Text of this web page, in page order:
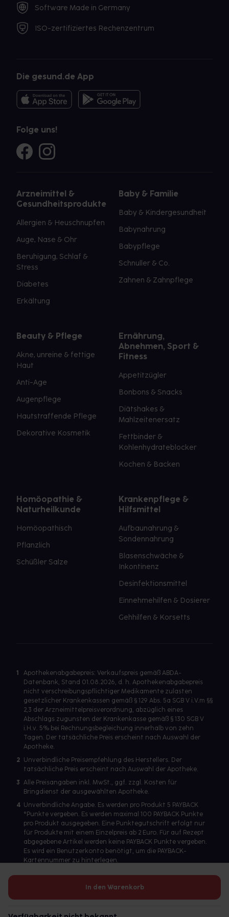
In den Warenkorb
Software Made in Germany
ISO-zertifiziertes Rechenzentrum
Die gesund.de App
Folge uns!
Arzneimittel &
Gesundheitsprodukte
Allergien & Heuschnupfen
Auge, Nase & Ohr
Beruhigung, Schlaf &
Stress
Diabetes
Erkältung
Baby & Familie
Baby & Kindergesundheit
Babynahrung
Babypflege
Schnuller & Co.
Zahnen & Zahnpflege
Beauty & Pflege
Akne, unreine & fettige
Haut
Anti-Age
Augenpflege
Hautstraffende Pflege
Dekorative Kosmetik
Ernährung,
Abnehmen, Sport &
Fitness
Appetitzügler
Bonbons & Snacks
Diätshakes &
Mahlzeitenersatz
Fettbinder &
Kohlenhydrateblocker
Kochen & Backen
Homöopathie &
Naturheilkunde
Homöopathisch
Pflanzlich
Schüßler Salze
Krankenpflege &
Hilfsmittel
Aufbaunahrung &
Sondennahrung
Blasenschwäche &
Inkontinenz
Desinfektionsmittel
Einnehmehilfen & Dosierer
Gehhilfen & Korsetts
1
Apothekenabgabepreis: Verkaufspreis gemäß ABDA-
Datenbank, Stand 01.08.2026, d. h. Apothekenabgabepreis
nicht verschreibungspflichtiger Medikamente zulasten
gesetzlicher Krankenkassen gemäß § 129 Abs. 5a SGB V i.V.m §§
2,3 der Arzneimittelpreisverordnung, abzüglich eines
Abschlags zugunsten der Krankenkasse gemäß § 130 SGB V
i.H.v. 5% bei Rechnungsbegleichung innerhalb von zehn
Tagen. Der tatsächliche Preis erscheint nach Auswahl der
Apotheke.
2 Unverbindliche Preisempfehlung des Herstellers. Der
tatsächliche Preis erscheint nach Auswahl der Apotheke.
3 Alle Preisangaben inkl. MwSt., ggf. zzgl. Kosten für
Bringdienst der ausgewählten Apotheke.
4 Unverbindliche Angabe. Es werden pro Produkt 5 PAYBACK
°Punkte vergeben. Es werden maximal 100 PAYBACK Punkte
pro Produkt ausgegeben. Eine Punktegutschrift erfolgt nur
für Produkte mit einem Einzelpreis ab 2 Euro. Für auf Rezept
abgegebene Artikel werden keine PAYBACK Punkte vergeben.
Es wird ein Benutzerkonto benötigt, um die PAYBACK-
Kartennummer zu hinterlegen.
Betreiber des Portals und verantwortlich: gesund.de GmbH &